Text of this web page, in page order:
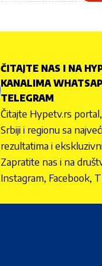
ČITAJTE NAS I NA
KANALIMA
TELEGRAM
Čitajte Hypetv.rs
Srbiji i regionu sa
rezultatima i
Zapratite nas i na
Instagram, Facebook,